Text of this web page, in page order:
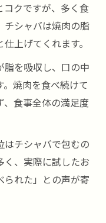
クですが、多く食
チシャバは焼肉の脂
上げてくれます。
脂を吸収し、口の中
焼肉を食べ続けて
食事全体の満足度
はチシャバで包むの
、実際に試したお
れた」との声が寄